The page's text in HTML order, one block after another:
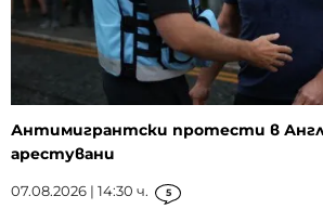
Антимигрантски протести в
арестувани
07.08.2026 | 14:30 ч. 5